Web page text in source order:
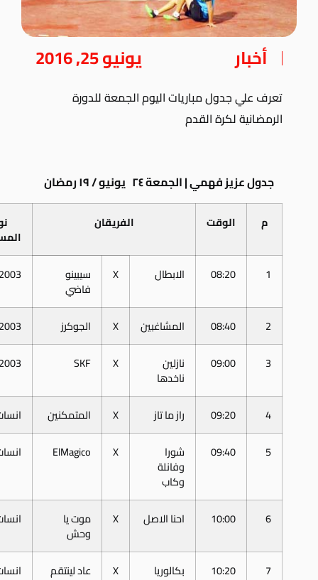
أخبار يونيو 25, 2016
تعرف علي جدول مباريات اليوم الجمعة للدورة
الرمضانية لكرة القدم
جدول عزيز فهمي | الجمعة ٢٤ يونيو / ١٩ رمضان
م الوقت الفريقان
1
08:20 الابطال X سيبينو
فاضي
2
08:40 المشاغبين X الجوكرز
3
09:00 نازلين
ناخدها
X
SKF
4
09:20 راز ما تاز X المتمكنين
5
09:40 شورا
وفانلة
وكاب
X
ElMagico
6
10:00 احنا الاصل X موت يا
وحش
7
10:20 بكالوريا X عاد لينتقم